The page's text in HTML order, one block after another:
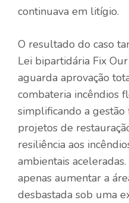
continuava em litígio.
O resultado do caso
Lei bipartidária Fix
aguarda aprovação
combateria incêndios
simplificando a
projetos de
resiliência aos
ambientais
apenas aumentar a
desbastada sob uma